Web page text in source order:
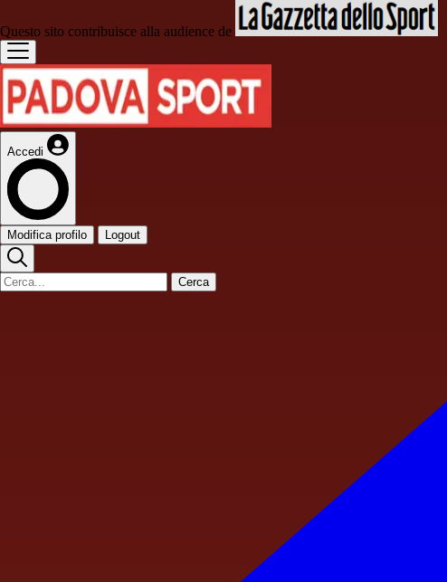
Questo sito contribuisce alla audience de
Accedi
Modifica profilo Logout
Cerca